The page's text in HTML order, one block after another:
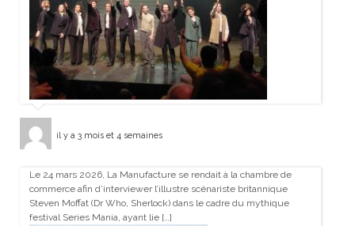
il y a 3 mois et 4 semaines
Le 24 mars 2026, La Manufacture se rendait à la chambre de
commerce afin d’interviewer l’illustre scénariste britannique
Steven Moffat (Dr Who, Sherlock) dans le cadre du mythique
festival Series Mania, ayant lie […]